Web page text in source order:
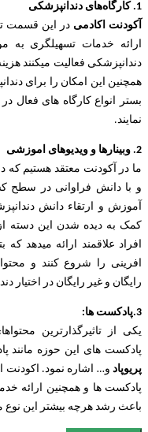
1. کارگاه‌های دندانپزشکی
آکودنت اکادمی در این قسمت
ارائه خدمات تسهیلگری
دندانپزشکی فعالیت میکنند
همچنین این امکان را برای
بستر انواع کارگاه های فعال
نمایند.
2. وبینارها و ویدیوهای اموزشی
ما در آکودنت معتقد هستیم که
و با دانش فراوانی در سطح
آموزش و ارتقاء دانش
کمک به دیده شدن این دسته
افراد علاقمند ارائه میدهد
افرینی را شروع کنند و
رایگان و غیر رایگان در اختیار
3.پادکست ها:
یکی از تاثیرگذارترین
پادکست های این حوزه مانند
پریوپاد و… اشاره نمود. اکودنت
پادکست ها و همچنین ارائه
باعث رشد هرچه بیشتر این نوع